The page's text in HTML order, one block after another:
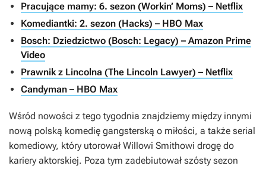
Pracujące mamy: 6. sezon (Workin’ Moms) – Netflix
Komediantki: 2. sezon (Hacks) – HBO Max
Bosch: Dziedzictwo (Bosch: Legacy) – Amazon Prime
Video
Prawnik z Lincolna (The Lincoln Lawyer) – Netflix
Candyman – HBO Max
Wśród nowości z tego tygodnia znajdziemy między innymi
nową polską komedię gangsterską o miłości, a także serial
komediowy, który utorował Willowi Smithowi drogę do
kariery aktorskiej. Poza tym zadebiutował szósty sezon